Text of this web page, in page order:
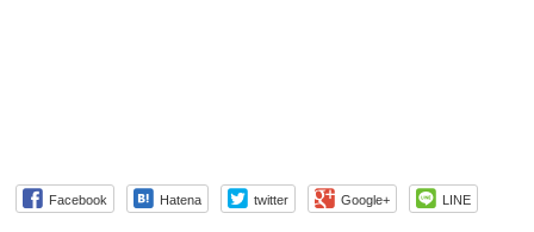
Facebook Hatena twitter Google+ LINE